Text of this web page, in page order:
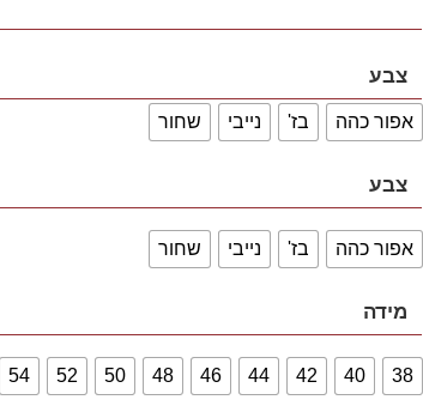
צבע
אפור כהה בז' נייבי שחור
צבע
אפור כהה בז' נייבי שחור
מידה
38
40
42
44
46
48
50
52
54